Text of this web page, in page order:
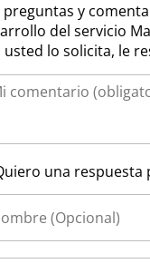
preguntas y
del servicio
usted lo solicita, le
una respuesta